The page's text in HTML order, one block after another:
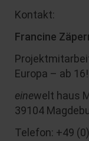
Kontakt:
Francine
Europa – ab
einewelt haus
39104
Telefon: +49